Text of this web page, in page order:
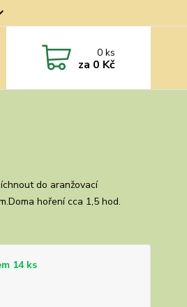
0ks
za 0 Kč
do aranžovací
hoření cca 1,5 hod.
14 ks